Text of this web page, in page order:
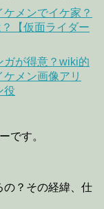
メンでイケ家？
【仮面ライダー
ガが得意？wiki的
メン画像アリ
役
です。
の？その経緯、仕